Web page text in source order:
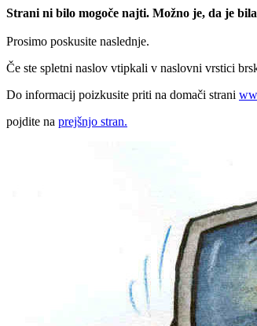
Strani ni bilo mogoče najti. Možno je, da je
Prosimo poskusite naslednje.
Če ste spletni naslov vtipkali v naslovni vrstici
Do informacij poizkusite priti na domači strani
pojdite na prejšnjo stran.